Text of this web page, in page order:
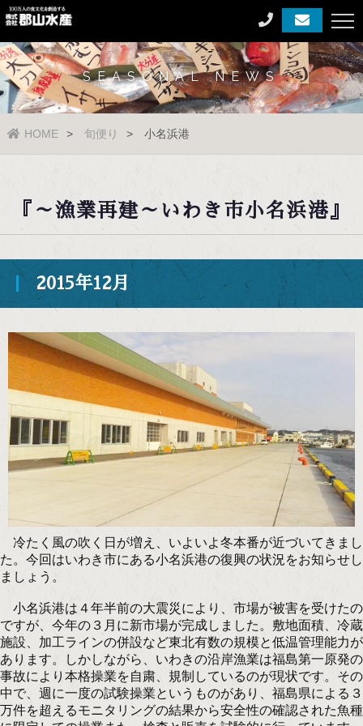
SEASONAL NEWS
HOME 旬便り 小名浜港
『～漁業再建～いわき市小名浜港』
2015年12月
冷たく風の吹く日が増え、いよいよ冬本番が近づいてきまし
た。今回はいわき市にある小名浜港の復興の状況をお知らせし
ましょう。
小名浜港は４年半前の大震災により、市場が被害を受けたの
ですが、今年の３月に新市場が完成しました。敷地面積、冷蔵
施設、加工ラインの併設など東北有数の規模と低温管理能力が
あります。しかしながら、いわきの沿岸漁業は福島第一原発の
事故により本格操業を自粛、規制しているのが現状です。その
中で、週に一度の試験操業というものがあり、福島県による３
万件を超えるモニタリングの結果から安全性の確認された魚種